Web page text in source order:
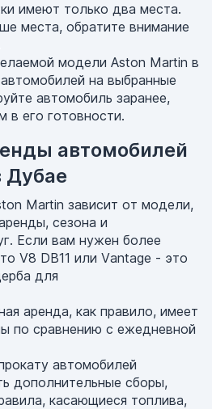
имеют только два места.
места, обратите внимание
модели Aston Martin в
на выбранные
автомобиль заранее,
в его готовности.
автомобилей
Дубае
Martin зависит от модели,
сезона и
Если вам нужен более
V8 DB11 или Vantage - это
для
аренда, как правило, имеет
по сравнению с ежедневной
автомобилей
дополнительные сборы,
касающиеся топлива,